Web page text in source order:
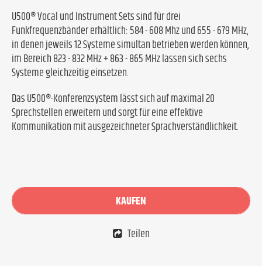
U500® Vocal und Instrument Sets sind für drei
Funkfrequenzbänder erhältlich: 584 - 608 Mhz und 655 - 679 MHz,
in denen jeweils 12 Systeme simultan betrieben werden können,
im Bereich 823 - 832 MHz + 863 - 865 MHz lassen sich sechs
Systeme gleichzeitig einsetzen.
Das U500®-Konferenzsystem lässt sich auf maximal 20
Sprechstellen erweitern und sorgt für eine effektive
Kommunikation mit ausgezeichneter Sprachverständlichkeit.
KAUFEN
Teilen